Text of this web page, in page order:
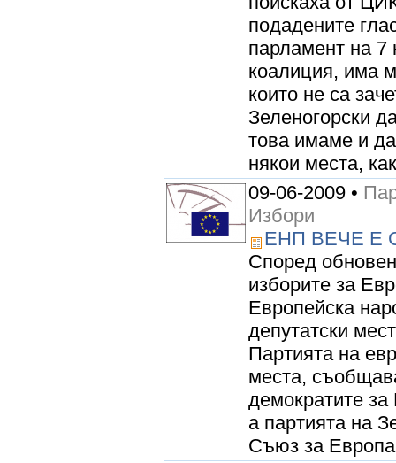
подадените
парламент на
коалиция, има
които не са
Зеленогорски
това имаме и
някои места,
09-06-2009 •
Избори
ЕНП ВЕЧЕ Е
Според
изборите за
Европейска
депутатски
Партията на
места,
демократите
а партията на
Съюз за